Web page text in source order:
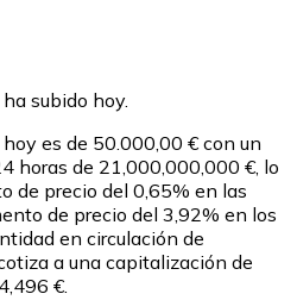
subido hoy.
es de 50.000,00 € con un
horas de 21,000,000,000 €, lo
de precio del 0,65% en las
de precio del 3,92% en los
en circulación de
a una capitalización de
€.